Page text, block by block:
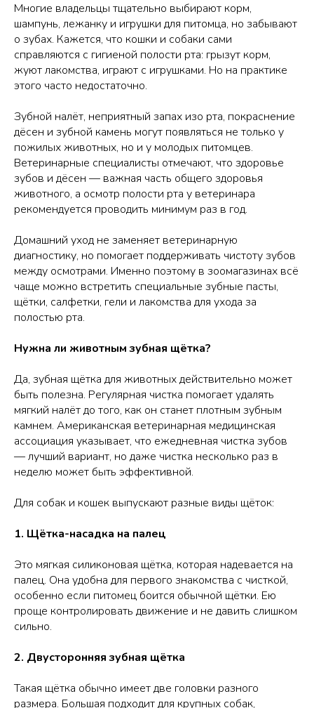
Многие владельцы тщательно выбирают корм,
шампунь, лежанку и игрушки для питомца, но забывают
о зубах. Кажется, что кошки и собаки сами
справляются с гигиеной полости рта: грызут корм,
жуют лакомства, играют с игрушками. Но на практике
этого часто недостаточно.
Зубной налёт, неприятный запах изо рта, покраснение
дёсен и зубной камень могут появляться не только у
пожилых животных, но и у молодых питомцев.
Ветеринарные специалисты отмечают, что здоровье
зубов и дёсен — важная часть общего здоровья
животного, а осмотр полости рта у ветеринара
рекомендуется проводить минимум раз в год.
Домашний уход не заменяет ветеринарную
диагностику, но помогает поддерживать чистоту зубов
между осмотрами. Именно поэтому в зоомагазинах всё
чаще можно встретить специальные зубные пасты,
щётки, салфетки, гели и лакомства для ухода за
полостью рта.
Нужна ли животным зубная щётка?
Да, зубная щётка для животных действительно может
быть полезна. Регулярная чистка помогает удалять
мягкий налёт до того, как он станет плотным зубным
камнем. Американская ветеринарная медицинская
ассоциация указывает, что ежедневная чистка зубов
— лучший вариант, но даже чистка несколько раз в
неделю может быть эффективной.
Для собак и кошек выпускают разные виды щёток:
1. Щётка-насадка на палец
Это мягкая силиконовая щётка, которая надевается на
палец. Она удобна для первого знакомства с чисткой,
особенно если питомец боится обычной щётки. Ею
проще контролировать движение и не давить слишком
сильно.
2. Двусторонняя зубная щётка
Такая щётка обычно имеет две головки разного
размера. Большая подходит для крупных собак,